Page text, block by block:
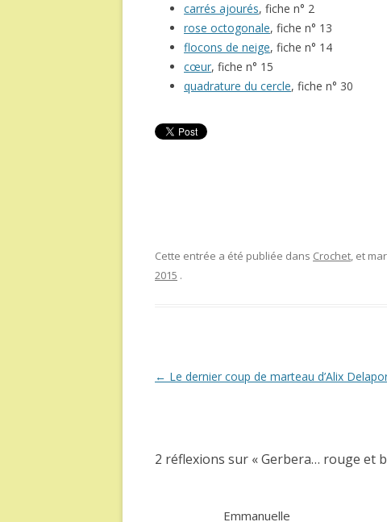
carrés ajourés, fiche n° 2
rose octogonale, fiche n° 13
flocons de neige, fiche n° 14
cœur, fiche n° 15
quadrature du cercle, fiche n° 30
Cette entrée a été publiée dans Crochet, et
2015 .
Navigation
← Le dernier coup de marteau d’Alix
2 réflexions sur «Gerbera… rouge et
Emmanuelle